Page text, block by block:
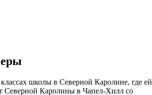
школы в Северной Каролине, где ей
Северной Каролины в Чапел-Хилл со